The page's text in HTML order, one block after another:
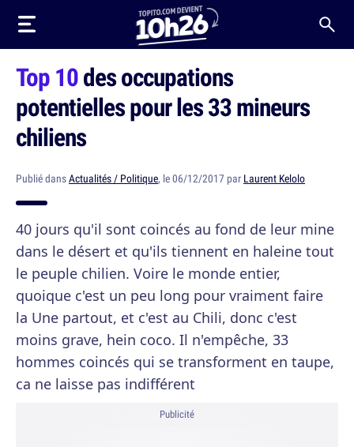
Top 10des occupations
potentielles pour les 33 mineurs
chiliens
Publié dansActualités / Politique, le 06/12/2017 par Laurent Kelolo
40 jours qu'il sont coincés au fond de leur mine
dans le désert et qu'ils tiennent en haleine tout
le peuple chilien. Voire le monde entier,
quoique c'est un peu long pour vraiment faire
la Une partout, et c'est au Chili, donc c'est
moins grave, hein coco. Il n'empêche, 33
hommes coincés qui se transforment en taupe,
ca ne laisse pas indifférent
Publicité